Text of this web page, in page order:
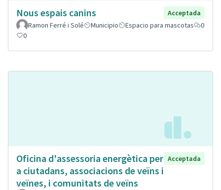
Nous espais canins
Acceptada
Ramon Ferré i Solé
Municipio Espacio para mascotas
0
0
Oficina d'assessoria energètica per
a ciutadans, associacions de veïns i
veïnes, i comunitats de veïns
Acceptada